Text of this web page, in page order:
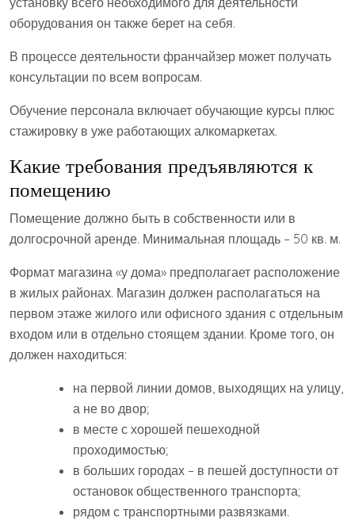
оборудования он также берет на себя.
В процессе деятельности франчайзер может получать
консультации по всем вопросам.
Обучение персонала включает обучающие курсы плюс
стажировку в уже работающих алкомаркетах.
Какие требования предъявляются к
помещению
Помещение должно быть в собственности или в
долгосрочной аренде. Минимальная площадь – 50 кв. м.
Формат магазина «у дома» предполагает расположение
в жилых районах. Магазин должен располагаться на
первом этаже жилого или офисного здания с отдельным
входом или в отдельно стоящем здании. Кроме того, он
должен находиться:
на первой линии домов, выходящих на улицу,
а не во двор;
в месте с хорошей пешеходной
проходимостью;
в больших городах – в пешей доступности от
остановок общественного транспорта;
рядом с транспортными развязками.